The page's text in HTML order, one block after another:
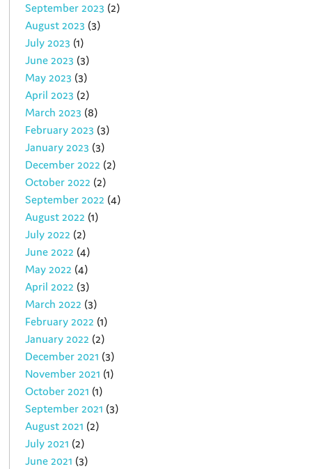
September 2023 (2)
August 2023 (3)
July 2023 (1)
June 2023 (3)
May 2023 (3)
April 2023 (2)
March 2023 (8)
February 2023 (3)
January 2023 (3)
December 2022 (2)
October 2022 (2)
September 2022 (4)
August 2022 (1)
July 2022 (2)
June 2022 (4)
May 2022 (4)
April 2022 (3)
March 2022 (3)
February 2022 (1)
January 2022 (2)
December 2021 (3)
November 2021 (1)
October 2021 (1)
September 2021 (3)
August 2021 (2)
July 2021 (2)
June 2021 (3)